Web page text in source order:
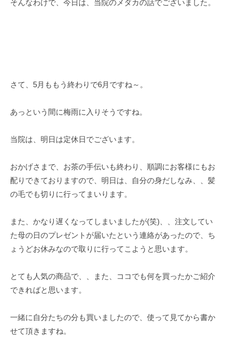
そんなわけで、今日は、当院のメダカの話でございました。
さて、5月ももう終わりで6月ですね～。
あっという間に梅雨に入りそうですね。
当院は、明日は定休日でございます。
おかげさまで、お茶の手伝いも終わり、順調にお客様にもお
配りできておりますので、明日は、自分の身だしなみ、、髪
の毛でも切りに行ってまいります。
また、かなり遅くなってしまいましたが(笑)、、注文してい
た母の日のプレゼントが届いたという連絡があったので、ち
ょうどお休みなので取りに行ってこようと思います。
とても人気の商品で、、また、ココでも何を買ったかご紹介
できればと思います。
一緒に自分たちの分も買いましたので、使って見てから書か
せて頂きますね。